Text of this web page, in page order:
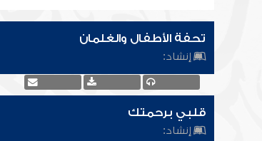
تحفة الأطفال والغلمان
إنشاد:
قلبي برحمتك
إنشاد: